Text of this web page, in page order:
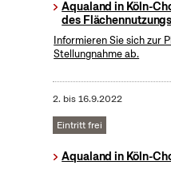
Aqualand in Köln-
des
Informieren Sie sich zur
Stellungnahme ab.
2. bis16.9.2022
Eintritt frei
Aqualand in Köln-